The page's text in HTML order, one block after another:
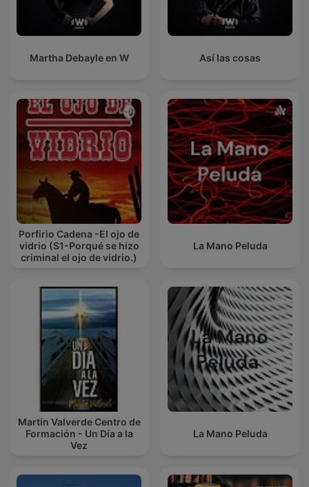
Martha Debayle en W Así las cosas
Porfirio Cadena -El ojo de
vidrio (S1-Porqué se hizo
criminal el ojo de vidrio.)
La Mano Peluda
Martín Valverde Centro de
Formación - Un Día a la
Vez
La Mano Peluda